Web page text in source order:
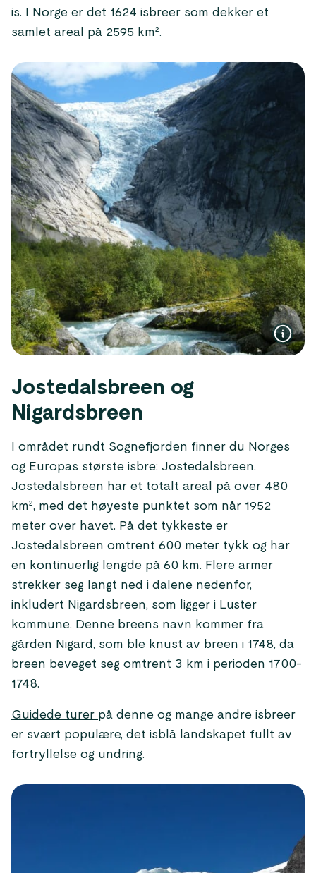
is. I Norge er det 1624 isbreer som dekker et
samlet areal på 2595 km².
Jostedalsbreen og
Nigardsbreen
I området rundt Sognefjorden finner du Norges
og Europas største isbre: Jostedalsbreen.
Jostedalsbreen har et totalt areal på over 480
km², med det høyeste punktet som når 1952
meter over havet. På det tykkeste er
Jostedalsbreen omtrent 600 meter tykk og har
en kontinuerlig lengde på 60 km. Flere armer
strekker seg langt ned i dalene nedenfor,
inkludert Nigardsbreen, som ligger i Luster
kommune. Denne breens navn kommer fra
gården Nigard, som ble knust av breen i 1748, da
breen beveget seg omtrent 3 km i perioden 1700-
1748.
Guidede turer på denne og mange andre isbreer
er svært populære, det isblå landskapet fullt av
fortryllelse og undring.